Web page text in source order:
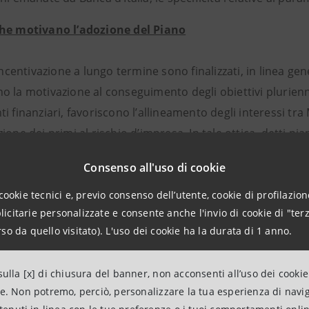
Consenso all'uso di cookie
tecnici e, previo consenso dell’utente, cookie di
personalizzate e consente anche l'invio di cookie di
da quello visitato). L'uso dei cookie ha la durata di 1 anno.
[x] di chiusura del banner, non acconsenti all’uso dei
Non potremo, perciò, personalizzare la tua esperienza di
motivano l’adozione del Piano
a lungo termine sono finalizzati, in linea
la motivazione al conseguimento degli obiettivi
finanziari, favoriscono l’allineamento degli interessi
dei primi al rischio d’impresa. In tale ottica, detti
del sistema di remunerazione del Management,
di valorizzazione del capitale umano in un quadro
verso tutti gli stakeholders.
proposto rappresenta pertanto lo strumento più
obiettivi pluriennali che saranno individuati -
dai nuovi Organi collegiali della Banca - attraverso il
nel tempo del Gruppo e siano opportunamente